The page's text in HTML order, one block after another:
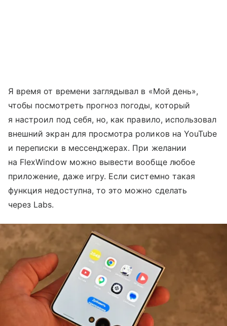
Я время от времени заглядывал в «Мой день»,
чтобы посмотреть прогноз погоды, который
я настроил под себя, но, как правило, использовал
внешний экран для просмотра роликов на YouTube
и переписки в мессенджерах. При желании
на FlexWindow можно вывести вообще любое
приложение, даже игру. Если системно такая
функция недоступна, то это можно сделать
через Labs.